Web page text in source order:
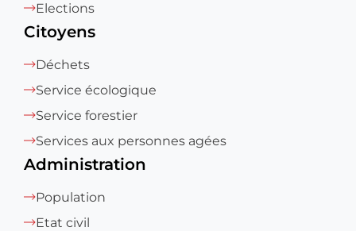
Elections
Citoyens
Déchets
Service écologique
Service forestier
Services aux personnes agées
Administration
Population
Etat civil